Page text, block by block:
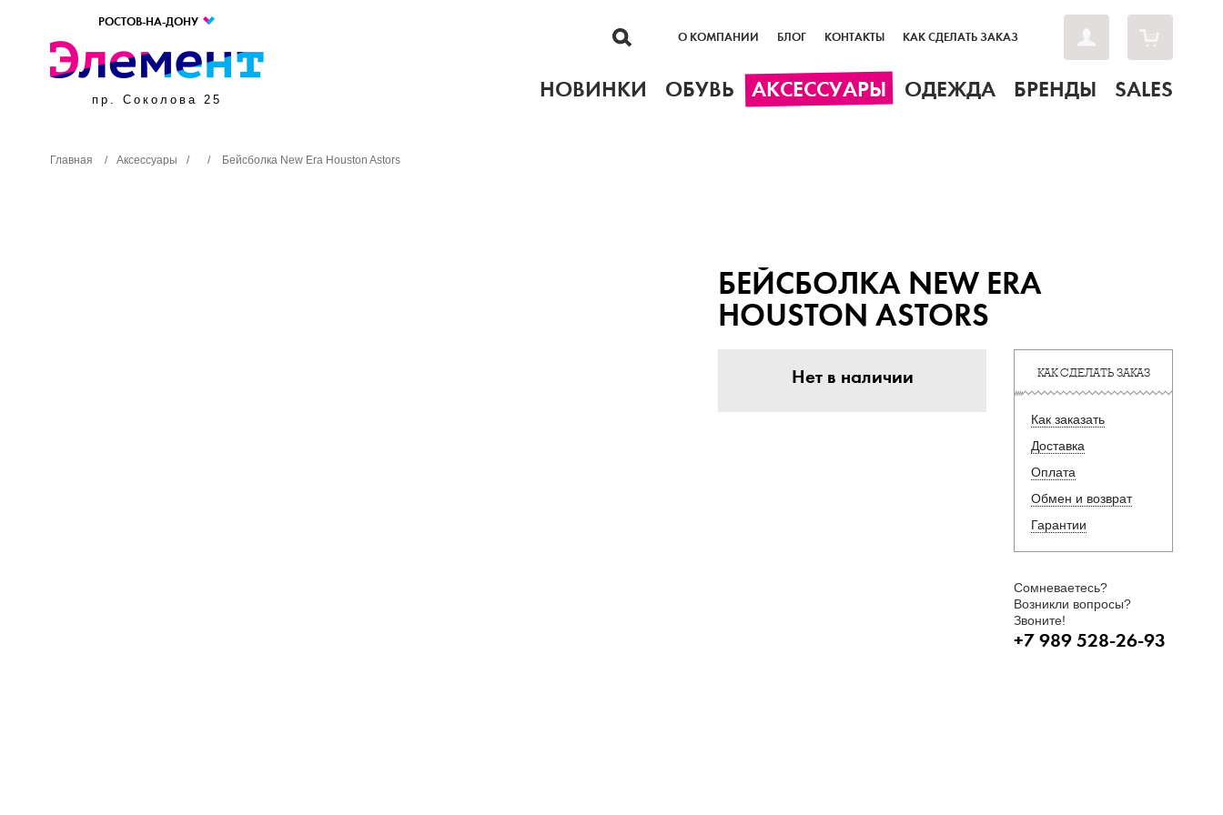
РОСТОВ-НА-ДОНУ
пр. Соколова 25
О КОМПАНИИ БЛОГ КОНТАКТЫ КАК СДЕЛАТЬ ЗАКАЗ
НОВИНКИ ОБУВЬ АКСЕССУАРЫ ОДЕЖДА БРЕНДЫ SALES
Главная / Аксессуары / / Бейсболка New Era Houston Astors
БЕЙСБОЛКА NEW ERA
HOUSTON ASTORS
Нет в наличии КАК СДЕЛАТЬ ЗАКАЗ
Как заказать
Доставка
Оплата
Обмен и возврат
Гарантии
Сомневаетесь?
Возникли вопросы?
Звоните!
+7 989 528-26-93